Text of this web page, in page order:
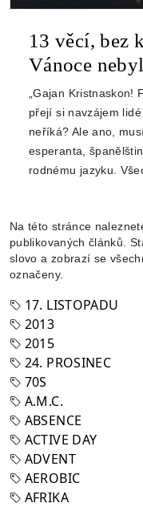
13 věcí, bez
Vánoce
„Gajan
přejí si navzájem
neříká? Ale ano,
esperanta,
rodnému jazyku.
Na této stránce
publikovaných článků.
slovo a zobrazí se
označeny.
17. LISTOPADU
2013
2015
24. PROSINEC
70S
A.M.C.
ABSENCE
ACTIVE DAY
ADVENT
AEROBIC
AFRIKA